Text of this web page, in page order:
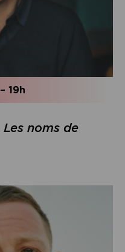
– 19h
Les noms de